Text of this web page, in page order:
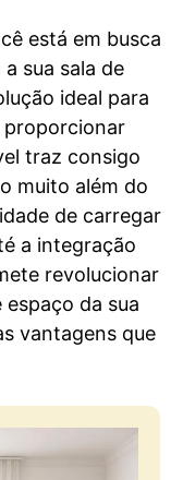
está em busca
sua sala de
ideal para
proporcionar
traz consigo
muito além do
de carregar
a integração
revolucionar
da sua
vantagens que